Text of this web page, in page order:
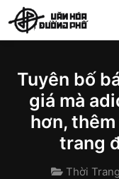
Tuyên bố
giá mà
hơn,
trang
Thời